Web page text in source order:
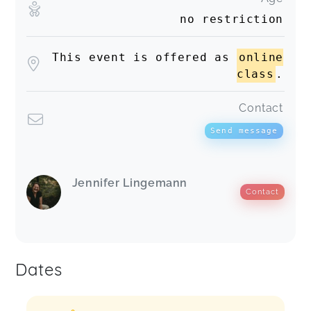
no restriction
This event is offered as
online
class .
Contact
Send message
Jennifer Lingemann
Contact
Dates